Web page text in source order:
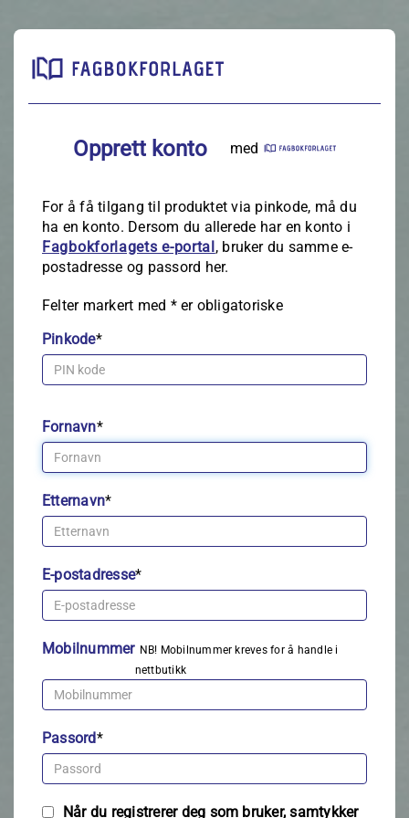
Opprett konto med
For å få tilgang til produktet via pinkode, må du
ha en konto. Dersom du allerede har en konto i
Fagbokforlagets e‑portal, bruker du samme e-
postadresse og passord her.
Felter markert med *er obligatoriske
Pinkode*
Fornavn*
Etternavn*
E-postadresse*
Mobilnummer NB! Mobilnummer kreves for å handle i
nettbutikk
Passord*
Når du registrerer deg som bruker, samtykker